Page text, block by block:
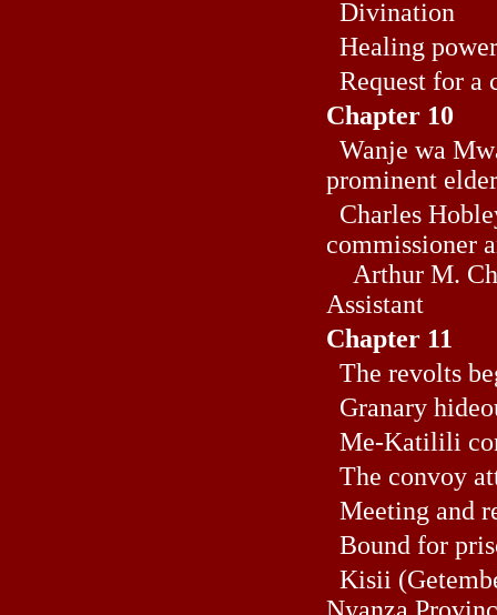
Divination
Healing
Request for a
Chapter 10
Wanje wa
prominent
Charles
commissioner
Arthur M.
Assistant
Chapter 11
The revolts
Granary
Me-Katilili
The convoy
Meeting and
Bound for
Kisii